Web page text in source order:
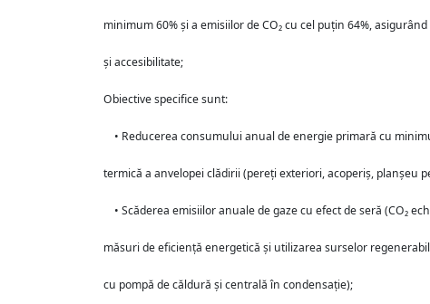
minimum 60% și a emisiilor de CO₂ cu cel puțin 64%,
și accesibilitate;
Obiective specifice sunt:
• Reducerea consumului anual de energie primară cu
termică a anvelopei clădirii (pereți exteriori, acoperiș, planșeu
• Scăderea emisiilor anuale de gaze cu efect de seră (CO₂
măsuri de eficiență energetică și utilizarea surselor
cu pompă de căldură și centrală în condensație);